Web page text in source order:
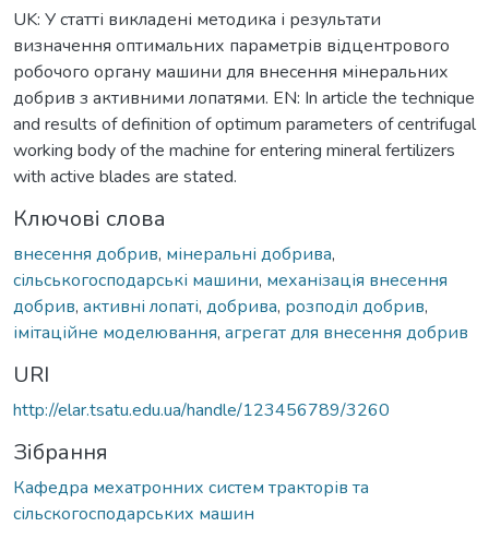
UK: У статті викладені методика і результати
визначення оптимальних параметрів відцентрового
робочого органу машини для внесення мінеральних
добрив з активними лопатями. EN: In article the technique
and results of definition of optimum parameters of centrifugal
working body of the machine for entering mineral fertilizers
with active blades are stated.
Ключові слова
внесення добрив, мінеральні добрива,
сільськогосподарські машини, механізація внесення
добрив, активні лопаті, добрива, розподіл добрив,
імітаційне моделювання, агрегат для внесення добрив
URI
http://elar.tsatu.edu.ua/handle/123456789/3260
Зібрання
Кафедра мехатронних систем тракторів та
сільскогосподарських машин